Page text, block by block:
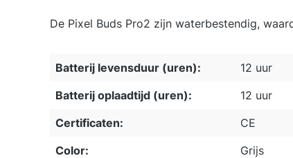
De Pixel Buds Pro2 zijn waterbestendig,
Batterij levensduur (uren):
12 uur
Batterij oplaadtijd (uren):
12 uur
Certificaten:
CE
Color:
Grijs